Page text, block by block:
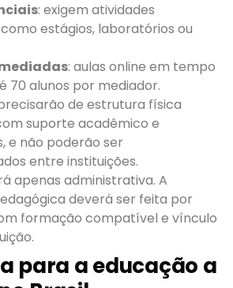
: exigem atividades
estágios, laboratórios ou
: aulas online em tempo
70 alunos por mediador.
de estrutura física
suporte acadêmico e
e não poderão ser
entre instituições.
apenas administrativa. A
deverá ser feita por
formação compatível e vínculo
para a educação a